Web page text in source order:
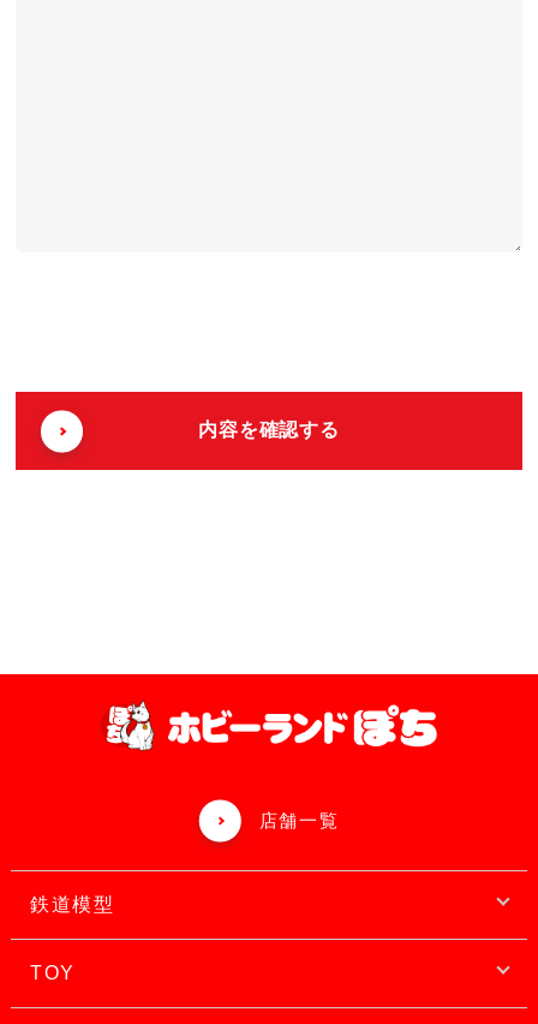
店舗一覧
鉄道模型
TOY